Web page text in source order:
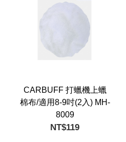
CARBUFF 打蠟機上蠟
棉布/適用8-9吋(2入) MH-
8009
NT$119